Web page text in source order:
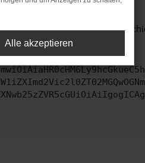
Du kannst uns diesen Text
Alle akzeptieren